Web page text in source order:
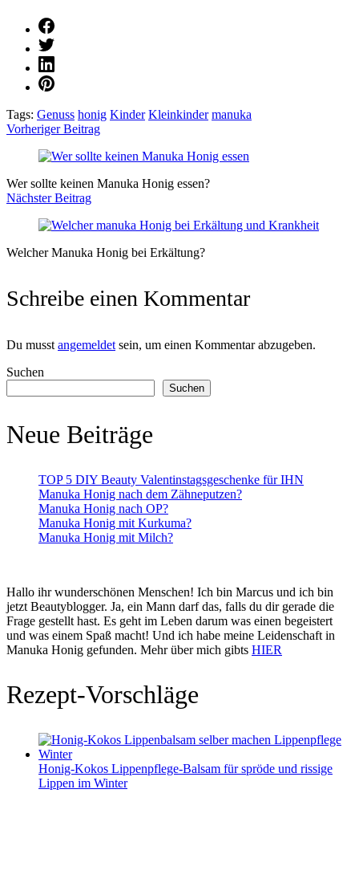
Tags: Genuss honig Kinder Kleinkinder manuka
Post
Navigation
Vorheriger Beitrag
Wer sollte keinen Manuka Honig essen?
Nächster Beitrag
Welcher Manuka Honig bei Erkältung?
Schreibe einen Kommentar
Du musstangemeldetsein, um einen Kommentar abzugeben.
Suchen
Suchen
Neue Beiträge
TOP 5 DIY Beauty Valentinstagsgeschenke für IHN
Manuka Honig nach dem Zähneputzen?
Manuka Honig nach OP?
Manuka Honig mit Kurkuma?
Manuka Honig mit Milch?
Hallo ihr wunderschönen Menschen! Ich bin Marcus und ich bin
jetzt Beautyblogger. Ja, ein Mann darf das, falls du dir gerade die
Frage gestellt hast. Es geht im Leben darum was einen begeistert
und was einem Spaß macht! Und ich habe meine Leidenschaft in
Manuka Honig gefunden. Mehr über mich gibts HIER
Rezept-Vorschläge
Honig-Kokos Lippenpflege-Balsam für spröde und rissige
Lippen im Winter